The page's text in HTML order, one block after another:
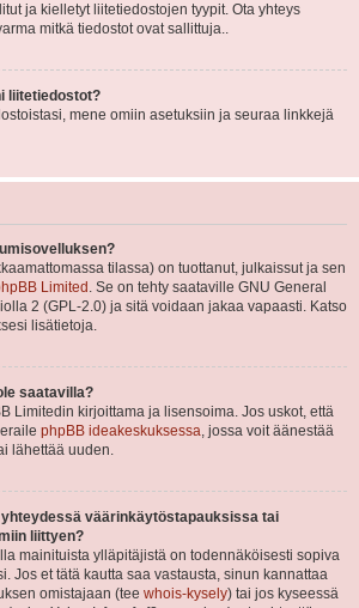
ja kielletyt liitetiedostojen tyypit. Ota yhteys
mitkä tiedostot ovat sallittuja..
liitetiedostot?
mene omiin asetuksiin ja seuraa linkkejä
tilassa) on tuottanut, julkaissut ja sen
Limited . Se on tehty saataville GNU General
2 (GPL-2.0) ja sitä voidaan jakaa vapaasti. Katso
lisätietoja.
saatavilla?
Limitedin kirjoittama ja lisensoima. Jos uskot, että
phpBB ideakeskuksessa, jossa voit äänestää
lähettää uuden.
yhteydessä väärinkäytöstapauksissa tai
liittyen?
mainituista ylläpitäjistä on todennäköisesti sopiva
Jos et tätä kautta saa vastausta, sinun kannattaa
omistajaan (tee whois-kysely) tai jos kyseessä